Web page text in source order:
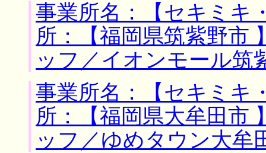
事業所名：【セキミ
所：【福岡県筑紫野市
ッフ／イオンモール筑
事業所名：【セキミ
所：【福岡県大牟田市
ッフ／ゆめタウン大牟